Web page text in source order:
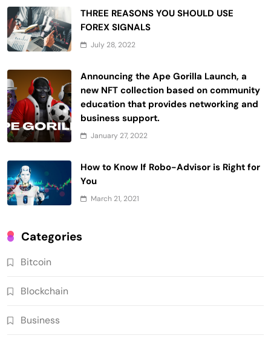
THREE REASONS YOU SHOULD USE
FOREX SIGNALS
July 28, 2022
Announcing the Ape Gorilla Launch, a
new NFT collection based on community
education that provides networking and
business support.
January 27, 2022
How to Know If Robo-Advisor is Right for
You
March 21, 2021
Categories
Bitcoin
Blockchain
Business